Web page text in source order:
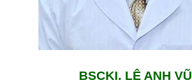
BSCKI. LÊ ANH VŨ